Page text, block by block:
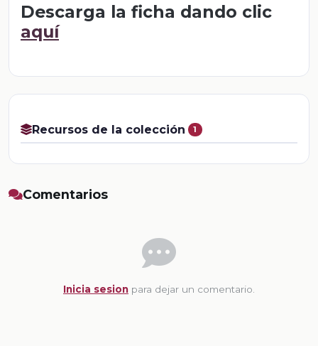
Descarga la ficha dando clic
aquí
Recursos de la colección 1
Comentarios
Inicia sesion para dejar un comentario.